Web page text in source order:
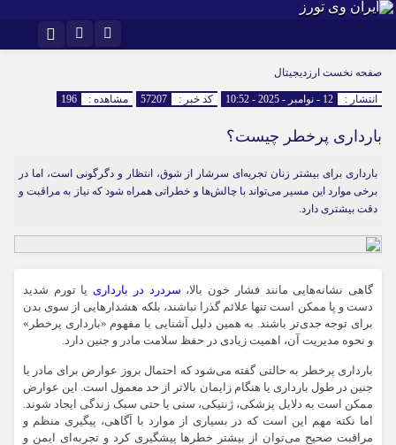
اینستاگرام
صفحه نخست ارزدیجیتال
انتشار : 12 - نوامبر - 2025 - 10:52 کد خبر : 57207 مشاهده : 196
بارداری پرخطر چیست؟
بارداری برای بیشتر زنان تجربه‌ای سرشار از شوق، انتظار و دگرگونی است، اما در
برخی موارد این مسیر می‌تواند با چالش‌ها و خطراتی همراه شود که نیاز به مراقبت و
دقت بیشتری دارد.
گاهی نشانه‌هایی مانند فشار خون بالا، سردرد در باردارییا تورم شدید
دست و پا ممکن است تنها علائم گذرا نباشند، بلکه هشدارهایی از سوی بدن
برای توجه جدی‌تر باشند. به همین دلیل آشنایی با مفهوم «بارداری پرخطر»
و نحوه مدیریت آن، اهمیت زیادی در حفظ سلامت مادر و جنین دارد.
بارداری پرخطر به حالتی گفته می‌شود که احتمال بروز عوارض برای مادر یا
جنین در طول بارداری یا هنگام زایمان بالاتر از حد معمول است. این عوارض
ممکن است به دلایل پزشکی، ژنتیکی، سنی یا حتی سبک زندگی ایجاد شوند.
اما نکته مهم این است که در بسیاری از موارد با آگاهی، پیگیری منظم و
مراقبت صحیح می‌توان از بیشتر خطرها پیشگیری کرد و تجربه‌ای ایمن و